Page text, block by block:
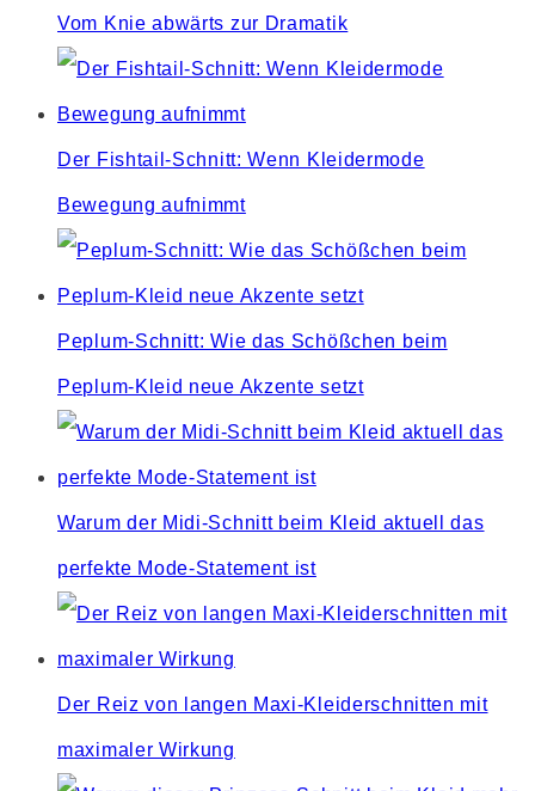
Vom Knie abwärts zur Dramatik
Der Fishtail-Schnitt: Wenn Kleidermode
Bewegung aufnimmt
Peplum-Schnitt: Wie das Schößchen beim
Peplum-Kleid neue Akzente setzt
Warum der Midi-Schnitt beim Kleid aktuell das
perfekte Mode-Statement ist
Der Reiz von langen Maxi-Kleiderschnitten mit
maximaler Wirkung